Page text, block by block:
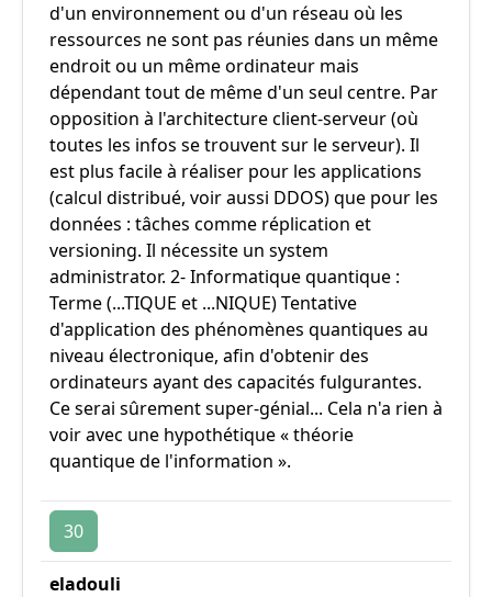
d'un environnement ou d'un réseau où les
ressources ne sont pas réunies dans un même
endroit ou un même ordinateur mais
dépendant tout de même d'un seul centre. Par
opposition à l'architecture client-serveur (où
toutes les infos se trouvent sur le serveur). Il
est plus facile à réaliser pour les applications
(calcul distribué, voir aussi DDOS) que pour les
données : tâches comme réplication et
versioning. Il nécessite un system
administrator. 2- Informatique quantique :
Terme (...TIQUE et ...NIQUE) Tentative
d'application des phénomènes quantiques au
niveau électronique, afin d'obtenir des
ordinateurs ayant des capacités fulgurantes.
Ce serai sûrement super-génial... Cela n'a rien à
voir avec une hypothétique « théorie
quantique de l'information ».
30
eladouli